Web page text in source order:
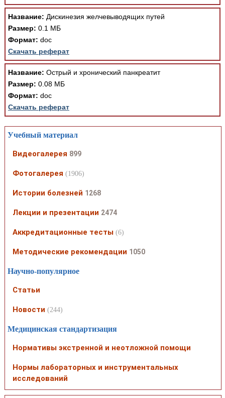
Название: Дискинезия желчевыводящих путей
Размер: 0.1 МБ
Формат: doc
Скачать реферат
Название: Острый и хронический панкреатит
Размер: 0.08 МБ
Формат: doc
Скачать реферат
Учебный материал
Видеогалерея 899
Фотогалерея (1906)
Истории болезней 1268
Лекции и презентации 2474
Аккредитационные тесты (6)
Методические рекомендации 1050
Научно-популярное
Статьи
Новости (244)
Медицинская стандартизация
Нормативы экстренной и неотложной помощи
Нормы лабораторных и инструментальных
исследований